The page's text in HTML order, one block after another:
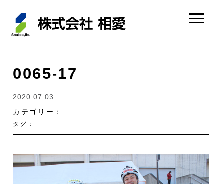
0065-17
2020.07.03
カテゴリー：
タグ：